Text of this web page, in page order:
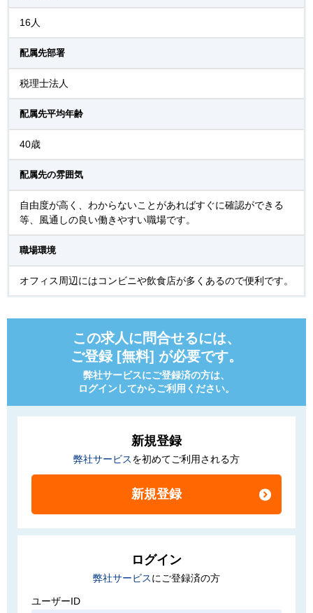
16人
配属先部署
税理士法人
配属先平均年齢
40歳
配属先の雰囲気
自由度が高く、わからないことがあればすぐに確認ができる
等、風通しの良い働きやすい職場です。
職場環境
オフィス周辺にはコンビニや飲食店が多くあるので便利です。
この求人に問合せるには、
ご登録 [無料] が必要です。
弊社サービスにご登録済の方は、
ログインしてからご利用ください。
新規登録
弊社サービスを初めてご利用される方
ログイン
弊社サービスにご登録済の方
ユーザーID